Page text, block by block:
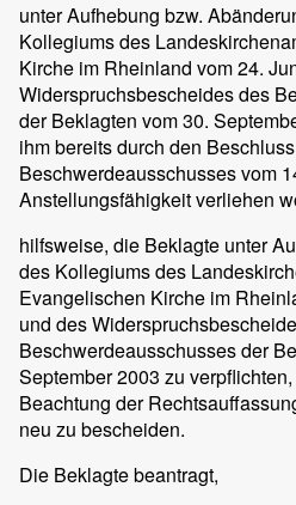
unter Aufhebung bzw.
Kollegiums des
Kirche im Rheinland vom 24.
Widerspruchsbescheides des
der Beklagten vom 30.
ihm bereits durch den
Beschwerdeausschusses vom
Anstellungsfähigkeit verliehen
hilfsweise, die Beklagte unter
des Kollegiums des
Evangelischen Kirche im
und des
Beschwerdeausschusses der
September 2003 zu
Beachtung der
neu zu bescheiden.
Die Beklagte beantragt,